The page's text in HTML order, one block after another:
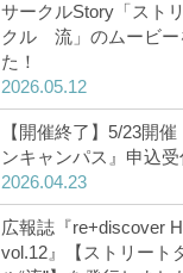
学費・
学費・諸納
高等教育の
の方へ
サークルStory「スト
クル 流」のムービー
た！
2026.05.12
【開催終了】5/23開
ンキャンパス』申込受
2026.04.23
広報誌『re+discover
vol.12』【ストリート